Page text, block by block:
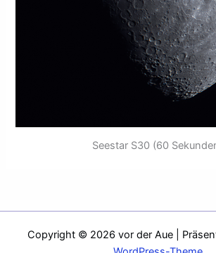
Seestar S30 (60
Copyright © 2026 vor der Aue |